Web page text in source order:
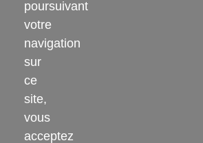
HÔPITAL
6 Rue du Moulin, 68140
poursuivant
votre
navigation
sur
ce
site,
vous
acceptez